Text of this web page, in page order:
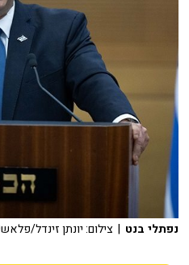
נפתלי בנט | צילום: יונתן זינדל/פלאש90